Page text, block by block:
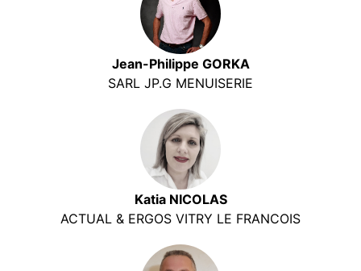
Jean-Philippe GORKA
SARL JP.G MENUISERIE
Katia NICOLAS
ACTUAL & ERGOS VITRY LE FRANCOIS